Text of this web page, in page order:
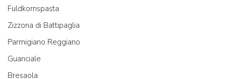
Fuldkornspasta
Zizzona di Battipaglia
Parmigiano Reggiano
Guanciale
Bresaola